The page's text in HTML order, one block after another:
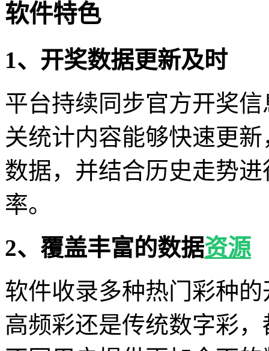
软件特色
1、开奖数据更新及时
平台持续同步官方开奖
关统计内容能够快速更
数据，并结合历史走势
率。
2、覆盖丰富的数据资源
软件收录多种热门彩种
高频彩还是传统数字彩